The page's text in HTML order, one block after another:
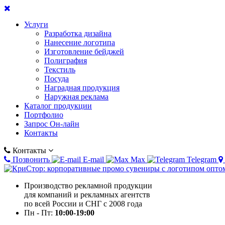
Услуги
Разработка дизайна
Нанесение логотипа
Изготовление бейджей
Полиграфия
Текстиль
Посуда
Наградная продукция
Наружная реклама
Каталог продукции
Портфолио
Запрос Он-лайн
Контакты
Контакты
Позвонить
E-mail Max Telegram
Производство рекламной продукции
для компаний и рекламных агентств
по всей России и СНГ с 2008 года
Пн - Пт: 10:00-19:00